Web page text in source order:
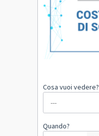
Cosa vuoi vedere?
Quando?